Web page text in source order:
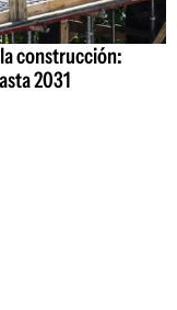
construcción:
2031